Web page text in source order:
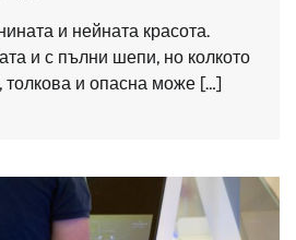
и нейната красота.
и с пълни шепи, но колкото
толкова и опасна може […]